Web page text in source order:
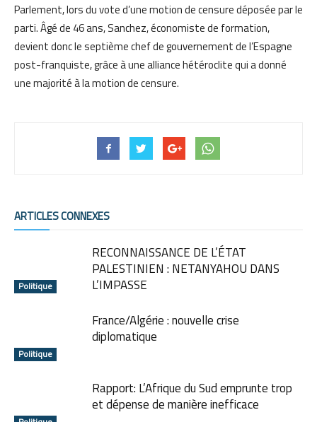
Parlement, lors du vote d’une motion de censure déposée par le
parti. Âgé de 46 ans, Sanchez, économiste de formation,
devient donc le septième chef de gouvernement de l’Espagne
post-franquiste, grâce à une alliance hétéroclite qui a donné
une majorité à la motion de censure.
ARTICLES CONNEXES
Politique
RECONNAISSANCE DE L’ÉTAT
PALESTINIEN : NETANYAHOU DANS
L’IMPASSE
Politique
France/Algérie : nouvelle crise
diplomatique
Rapport: L’Afrique du Sud emprunte trop
et dépense de manière inefficace